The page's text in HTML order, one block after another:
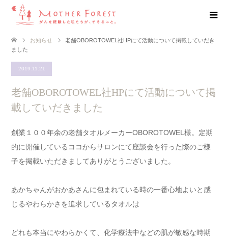
お知らせ
老舗OBOROTOWEL社HPにて活動について掲載していだき
ました
2019.11.21
老舗OBOROTOWEL社HPにて活動について掲
載していだきました
創業１００年余の老舗タオルメーカーOBOROTOWEL様。定期
的に開催しているココからサロンにて座談会を行った際のご様
子を掲載いただきましてありがとうございました。
あかちゃんがおかあさんに包まれている時の一番心地よいと感
じるやわらかさを追求しているタオルは
どれも本当にやわらかくて、化学療法中などの肌が敏感な時期